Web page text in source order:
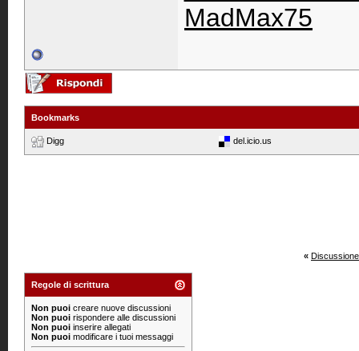
MadMax75
Bookmarks
Digg del.icio.us
«
Regole di scrittura
Non puoi creare nuove discussioni
Non puoi rispondere alle discussioni
Non puoi inserire allegati
Non puoi modificare i tuoi messaggi